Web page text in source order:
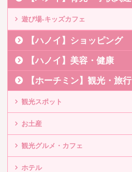
遊び場-キッズカフェ
【ハノイ】ショッピング
【ハノイ】美容・健康
【ホーチミン】観光・旅行
観光スポット
お土産
観光グルメ・カフェ
ホテル